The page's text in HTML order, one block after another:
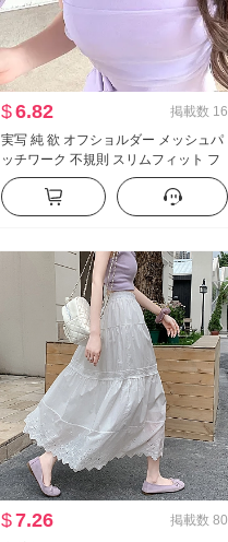
$6.82 掲載数 16
実写 純 欲 オフショルダー メッシュパ
ッチワーク 不規則 スリムフィット フ
ラワー 項目 ベルト セクシー ベアトッ
プ ミニスカート
$7.26 掲載数 80